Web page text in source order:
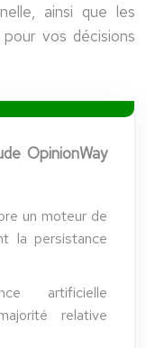
ainsi que les
vos décisions
OpinionWay
un moteur de
la persistance
artificielle
relative